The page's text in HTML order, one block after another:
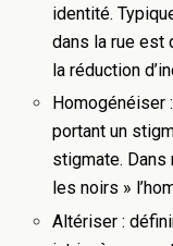
identité.
dans la rue est
la réduction
Homogénéiser
portant un
stigmate. Dans
les noirs »
Altériser :